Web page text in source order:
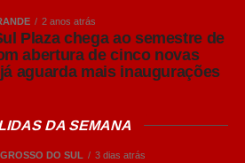
2 anos atrás
Plaza chega ao semestre de
abertura de cinco novas
aguarda mais inaugurações
DA SEMANA
DO SUL 3 dias atrás